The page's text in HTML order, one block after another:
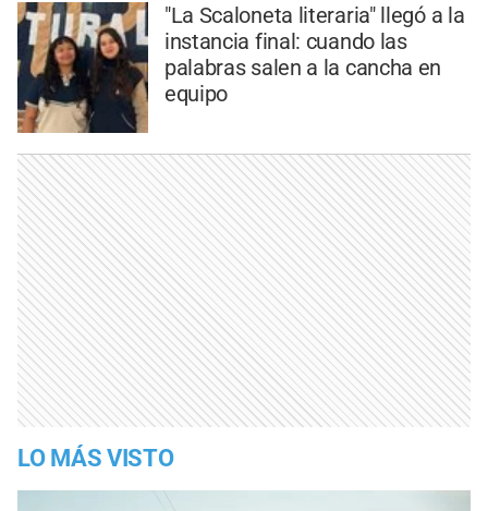
"La Scaloneta literaria" llegó a la
instancia final: cuando las
palabras salen a la cancha en
equipo
LO MÁS VISTO